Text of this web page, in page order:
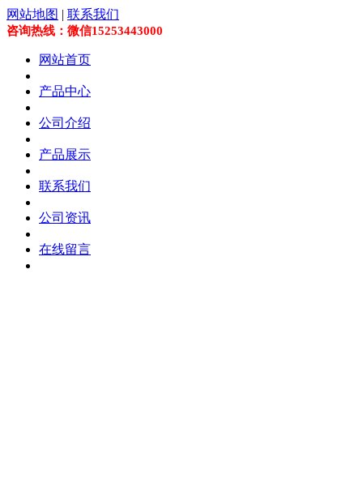
网站地图 | 联系我们
咨询热线：微信15253443000
网站首页
产品中心
公司介绍
产品展示
联系我们
公司资讯
在线留言